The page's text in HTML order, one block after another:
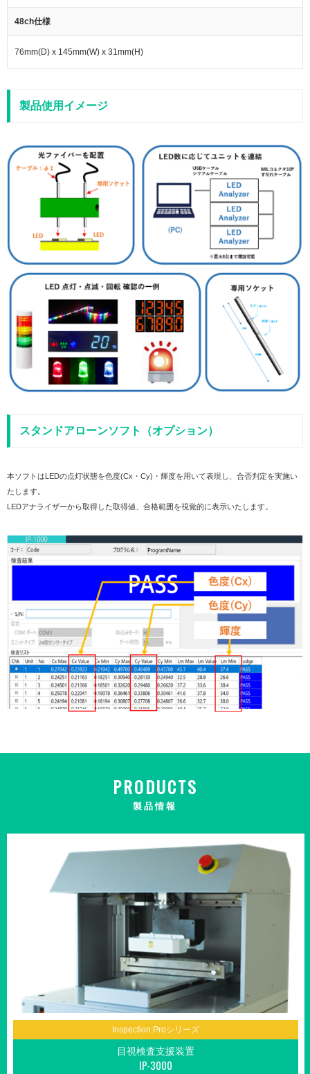
48ch仕様
76mm(D) x 145mm(W) x 31mm(H)
製品使用イメージ
スタンドアローンソフト（オプション）
本ソフトはLEDの点灯状態を色度(Cx・Cy)・輝度を用いて表現し、合否判定を実施い
たします。
LEDアナライザーから取得した取得値、合格範囲を視覚的に表示いたします。
PRODUCTS
製品情報
Inspection Proシリーズ
目視検査支援装置
IP-3000